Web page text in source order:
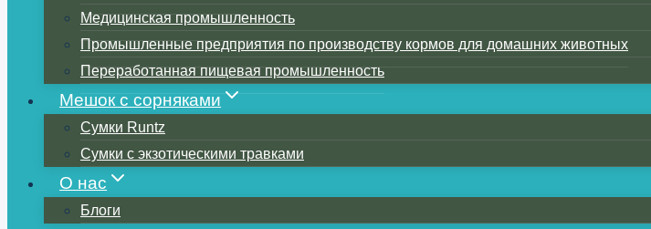
Медицинская промышленность
Промышленные предприятия по производству кормов для домашних животных
Переработанная пищевая промышленность
Мешок с сорняками
Сумки Runtz
Сумки с экзотическими травками
О нас
Блоги